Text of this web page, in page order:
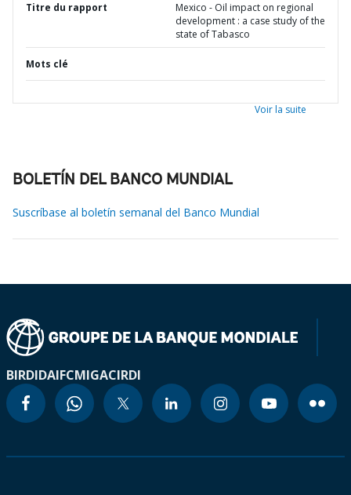
Titre du rapport
Mexico - Oil impact on regional
development : a case study of the
state of Tabasco
Mots clé
Voir la suite
BOLETÍN DEL BANCO MUNDIAL
Suscríbase al boletín semanal del Banco Mundial
BIRDIDAIFCMIGACIRDI